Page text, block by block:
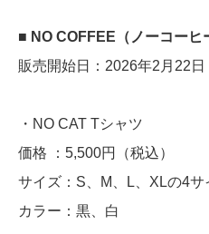
■ NO COFFEE（ノーコーヒ
販売開始日：2026年2月22日
・NO CAT Tシャツ
価格 ：5,500円（税込）
サイズ：S、M、L、XLの4サ
カラー：黒、白